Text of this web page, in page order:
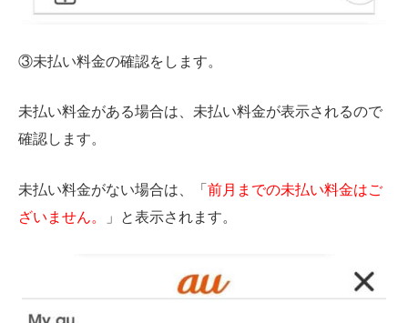
③未払い料金の確認をします。
未払い料金がある場合は、未払い料金が表示されるので
確認します。
未払い料金がない場合は、「 前月までの未払い料金はご
ざいません。
」と表示されます。